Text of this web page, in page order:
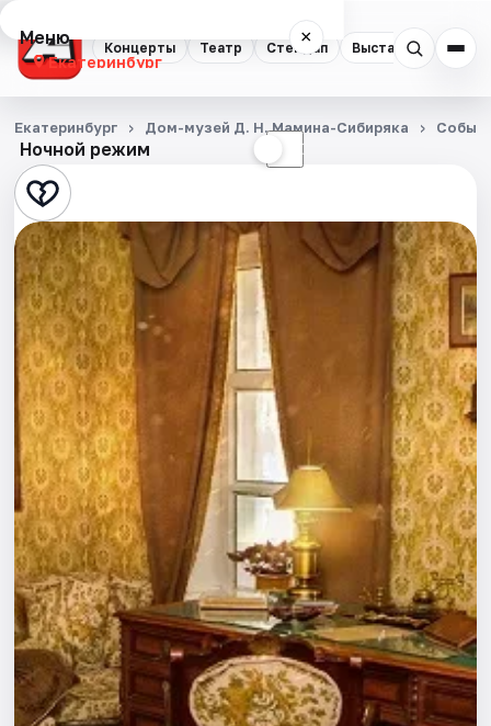
Концерты Театр Стендап Выставки
Меню ×
Екатеринбург
Концерты
Театр
Стендап
Выставки
Квесты
Экскурсии
Спорт
События
Города
Площадки
Артисты
Рейтинги
Ночной режим ☾
Екатеринбург Дом-музей Д. Н. Мамина-Сибиряка